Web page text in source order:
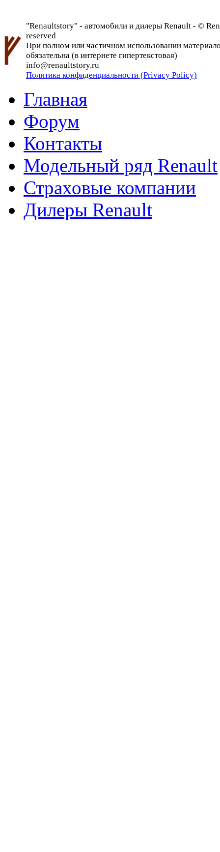
"Renaultstory" - автомобили и дилеры Renault - ©
reserved
При полном или частичном использовании
обязательна (в интернете гипертекстовая)
info@renaultstory.ru
Политика конфиденциальности (Privacy Policy)
Главная
Форум
Контакты
Модельный ряд Renault
Страховые компании
Дилеры Renault